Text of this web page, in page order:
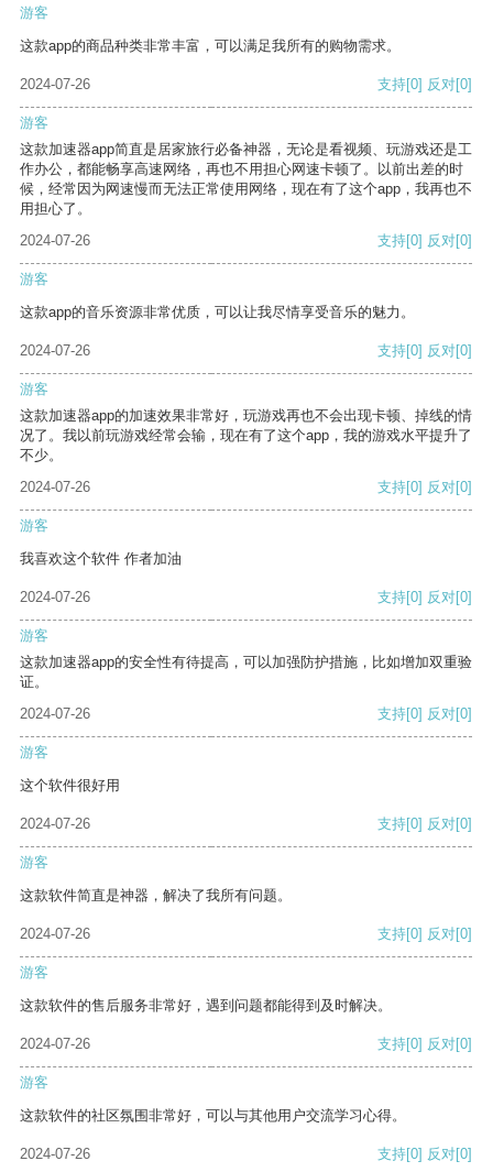
游客
这款app的商品种类非常丰富，可以满足我所有的购物需求。
2024-07-26 支持[0] 反对[0]
游客
这款加速器app简直是居家旅行必备神器，无论是看视频、玩游戏还是工
作办公，都能畅享高速网络，再也不用担心网速卡顿了。以前出差的时
候，经常因为网速慢而无法正常使用网络，现在有了这个app，我再也不
用担心了。
2024-07-26
支持[0] 反对[0]
游客
这款app的音乐资源非常优质，可以让我尽情享受音乐的魅力。
2024-07-26 支持[0] 反对[0]
游客
这款加速器app的加速效果非常好，玩游戏再也不会出现卡顿、掉线的情
况了。我以前玩游戏经常会输，现在有了这个app，我的游戏水平提升了
不少。
2024-07-26
支持[0] 反对[0]
游客
我喜欢这个软件 作者加油
2024-07-26 支持[0] 反对[0]
游客
这款加速器app的安全性有待提高，可以加强防护措施，比如增加双重验
证。
2024-07-26
支持[0] 反对[0]
游客
这个软件很好用
2024-07-26 支持[0] 反对[0]
游客
这款软件简直是神器，解决了我所有问题。
2024-07-26 支持[0] 反对[0]
游客
这款软件的售后服务非常好，遇到问题都能得到及时解决。
2024-07-26 支持[0] 反对[0]
游客
这款软件的社区氛围非常好，可以与其他用户交流学习心得。
2024-07-26 支持[0] 反对[0]